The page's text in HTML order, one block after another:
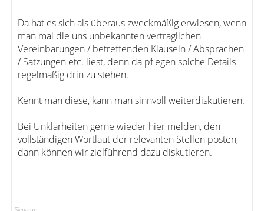
Da hat es sich als überaus zweckmäßig erwiesen, wenn
man mal die uns unbekannten vertraglichen
Vereinbarungen / betreffenden Klauseln / Absprachen
/ Satzungen etc. liest, denn da pflegen solche Details
regelmäßig drin zu stehen.
Kennt man diese, kann man sinnvoll weiterdiskutieren.
Bei Unklarheiten gerne wieder hier melden, den
vollständigen Wortlaut der relevanten Stellen posten,
dann können wir zielführend dazu diskutieren.